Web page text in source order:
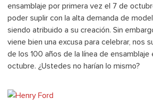
ensamblaje por primera vez el 7 de
poder suplir con la alta demanda de
siendo atribuido a su creación. Sin
viene bien una excusa para celebrar, nos
de los 100 años de la línea de ensamblaje
octubre. ¿Ustedes no harían lo mismo?